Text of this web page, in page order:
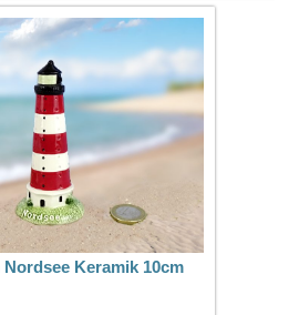
Keramik 10cm